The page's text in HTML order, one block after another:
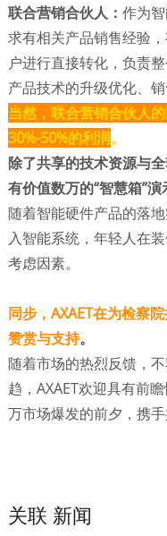
联合营销合伙人： 作为
求有相关产品销售经验
户进行直接转化，负责
产品技术的升级优化、
当然，联合营销合伙人
30%-50%的利润。
除了共享的技术资源与
有价值数万的“智慧箱”
随着智能硬件产品的落
入智能系统，年轻人在
考虑因素。
同步，AXAET在为检察
赞赏与支持。
随着市场的热烈反馈，
趋，AXAET欢迎具有前
万市场爆发的前夕，携
关联 新闻